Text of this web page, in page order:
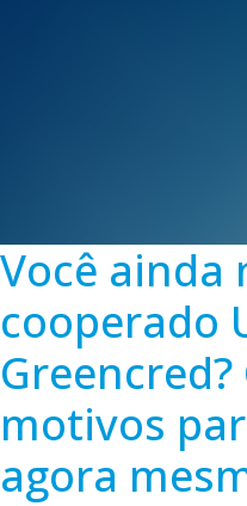
Você ainda
cooperado
motivos
agora